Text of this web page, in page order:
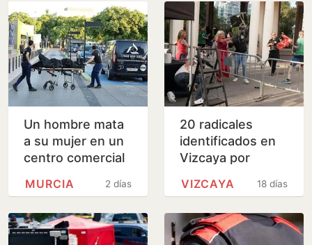
Un hombre mata
a su mujer en un
centro comercial
huir
2 días
MURCIA
20 radicales
identificados en
Vizcaya por
insultos a
selección
18 días
VIZCAYA